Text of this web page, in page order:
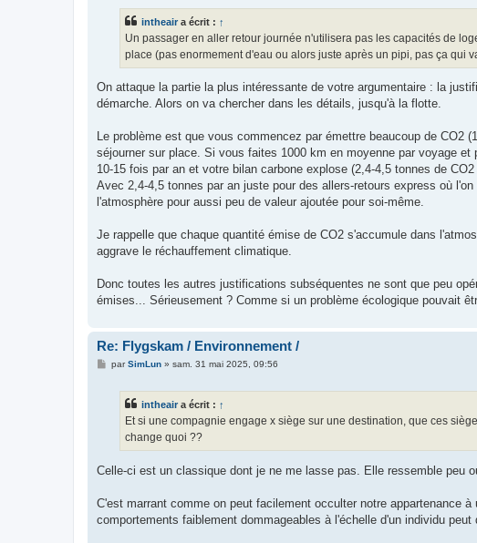
intheair a écrit : ↑
Un passager en aller retour journée n'utilisera pas les capacités de
place (pas enormement d'eau ou alors juste après un pipi, pas ça qui
On attaque la partie la plus intéressante de votre argumentaire : la
démarche. Alors on va chercher dans les détails, jusqu'à la flotte.
Le problème est que vous commencez par émettre beaucoup de CO2
séjourner sur place. Si vous faites 1000 km en moyenne par voyage
10-15 fois par an et votre bilan carbone explose (2,4-4,5 tonnes de
Avec 2,4-4,5 tonnes par an juste pour des allers-retours express où
l'atmosphère pour aussi peu de valeur ajoutée pour soi-même.
Je rappelle que chaque quantité émise de CO2 s'accumule dans
aggrave le réchauffement climatique.
Donc toutes les autres justifications subséquentes ne sont que peu
émises... Sérieusement ? Comme si un problème écologique pouvait
Re: Flygskam / Environnement /
MparSimLun» sam. 31 mai 2025, 09:56
intheair a écrit : ↑
Et si une compagnie engage x siège sur une destination, que ces
change quoi ??
Celle-ci est un classique dont je ne me lasse pas. Elle ressemble peu
C'est marrant comme on peut facilement occulter notre appartenance
comportements faiblement dommageables à l'échelle d'un individu